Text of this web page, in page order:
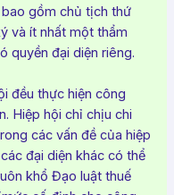
gồm chủ tịch thứ
và ít nhất một thẩm
quyền đại diện riêng.
đều thực hiện công
Hiệp hội chỉ chịu chi
các vấn đề của hiệp
đại diện khác có thể
khổ Đạo luật thuế